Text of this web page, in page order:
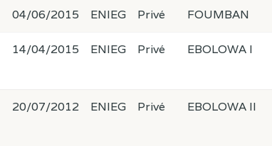
04/06/2015 ENIEG Privé FOUMBAN
14/04/2015 ENIEG Privé EBOLOWA I
20/07/2012 ENIEG Privé EBOLOWA II